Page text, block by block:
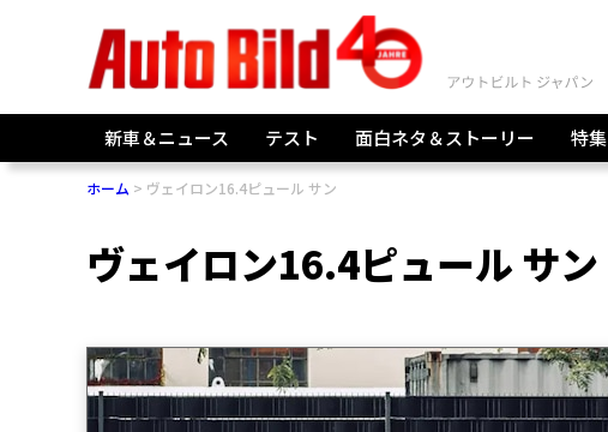
新車＆ニュース テスト 面白ネタ＆ストーリー 特集
ホーム ヴェイロン16.4ピュール サン
ヴェイロン16.4ピュール サン